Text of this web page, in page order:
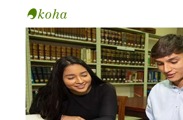
Biblioteca Universidad Monteávila